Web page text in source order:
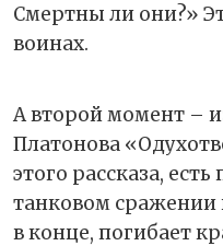
Смертны ли они?»
воинах.
А второй момент –
Платонова
этого рассказа,
танковом сражении
в конце, погибает